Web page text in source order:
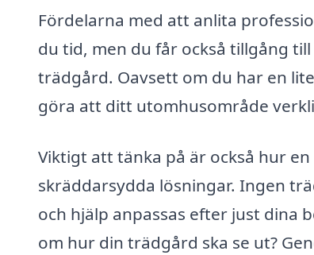
Fördelarna med att anlita
du tid, men du får också tillgång
trädgård. Oavsett om du har en
göra att ditt utomhusområde
Viktigt att tänka på är också hur
skräddarsydda lösningar. Ingen
och hjälp anpassas efter just dina
om hur din trädgård ska se ut?